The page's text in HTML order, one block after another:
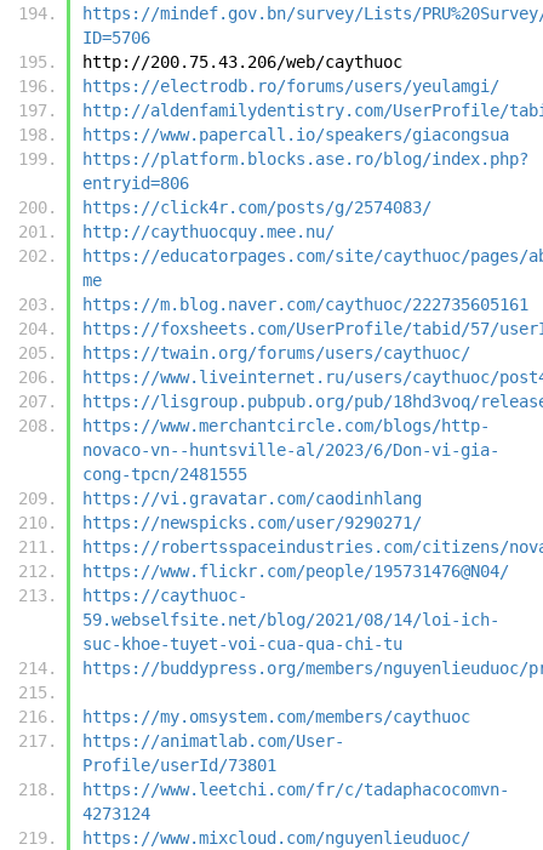
https://mindef.gov.bn/survey/Lists/
ID=5706
http://200.75.43.206/web/caythuoc
https://electrodb.ro/forums/users/yeulamgi/
http://aldenfamilydentistry.com/UserProfile/
https://www.papercall.io/speakers/giacongsua
https://platform.blocks.ase.ro/blog/index.php?
entryid=806
https://click4r.com/posts/g/2574083/
http://caythuocquy.mee.nu/
https://educatorpages.com/site/caythuoc/pages/
me
https://m.blog.naver.com/caythuoc/222735605161
https://foxsheets.com/UserProfile/tabid/57/
https://twain.org/forums/users/caythuoc/
https://www.liveinternet.ru/users/caythuoc/
https://lisgroup.pubpub.org/pub/18hd3voq/
https://www.merchantcircle.com/blogs/http-
novaco-vn--huntsville-al/2023/6/Don-vi-gia-
cong-tpcn/2481555
https://vi.gravatar.com/caodinhlang
https://newspicks.com/user/9290271/
https://robertsspaceindustries.com/citizens/
https://www.flickr.com/people/195731476@N04/
https://caythuoc-
59.webselfsite.net/blog/2021/08/14/loi-ich-
suc-khoe-tuyet-voi-cua-qua-chi-tu
https://buddypress.org/members/
https://my.omsystem.com/members/caythuoc
https://animatlab.com/User-
Profile/userId/73801
https://www.leetchi.com/fr/c/tadaphacocomvn-
4273124
https://www.mixcloud.com/nguyenlieuduoc/